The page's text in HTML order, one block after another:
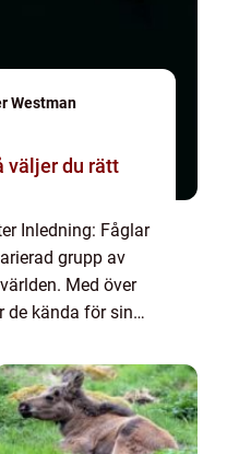
Westman
Inledning: Fåglar
grupp av
Med över
de kända för sin
kom...